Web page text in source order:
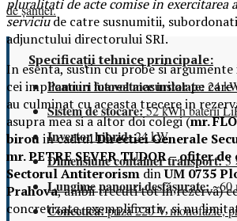
pluralitati de acte comise in exercitarea
serviciude catre susnumitii,
adjunctului directorului SRI.
In esenta, sustin cu probe si
cei implicati in luarea masurilor pe care
au culminat cu aceasta trecere in
asupra mea si a altor doi colegi (mr.
birouin cadrulDirectiei Generale
mr. PETRE SEVER TUDOR – ofiter
Sectorul Antiterorism dinUM 0735
Prahova, ambii trecuti tot in rezerva)
concretizate, exemplificativ, si nu
de șantier.
Specificații tehnice principale:
Panouri fotovoltaice instalate:24
Sistem de stocare:52 kWh baterii
Invertor hibrid:24 kW
Dimensiune container transport:3
Lungime panouri desfășurate:~60
Conectică:priză 220 V monofazic,